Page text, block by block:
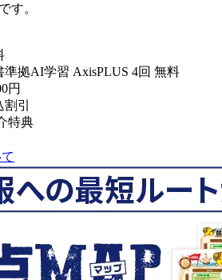
す。
準拠AI学習 AxisPLUS 4回 無料
円
引
特典